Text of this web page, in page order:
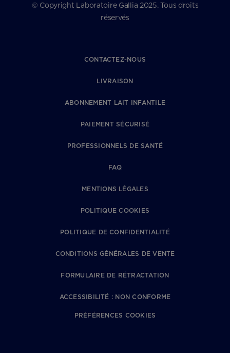
© Copyright Laboratoire Gallia 2025. Tous droits
réservés
CONTACTEZ-NOUS
LIVRAISON
ABONNEMENT LAIT INFANTILE
PAIEMENT SÉCURISÉ
PROFESSIONNELS DE SANTÉ
FAQ
MENTIONS LÉGALES
POLITIQUE COOKIES
POLITIQUE DE CONFIDENTIALITÉ
CONDITIONS GÉNÉRALES DE VENTE
FORMULAIRE DE RÉTRACTATION
ACCESSIBILITÉ : NON CONFORME
PRÉFÉRENCES COOKIES